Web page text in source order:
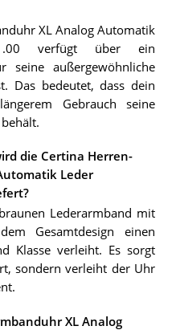
XL Analog Automatik
verfügt über ein
seine außergewöhnliche
Das bedeutet, dass dein
Gebrauch seine
die Certina Herren-
Leder
Lederarmband mit
Gesamtdesign einen
Klasse verleiht. Es sorgt
sondern verleiht der Uhr
XL Analog